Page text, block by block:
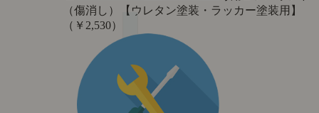
（傷消し）【ウレタン塗装・ラッカー塗装用】
（￥2,530）